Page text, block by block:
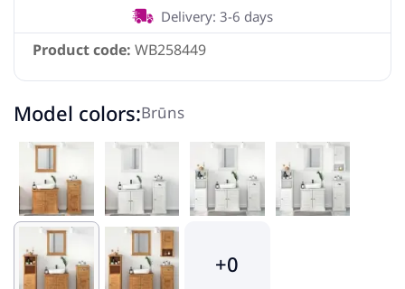
Product code: WB258449
Delivery: 3-6 days
Model colors:Brūns
+0